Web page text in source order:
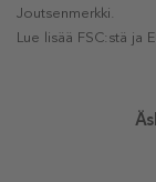
Joutsenmerkki.
Lue lisää FSC:stä ja